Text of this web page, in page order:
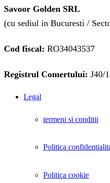
Savoor Golden SRL
(cu sediul in Bucuresti /
Cod fiscal: RO34043537
Registrul Comertului: J40/
Legal
termeni si conditii
Politica
Politica cookie